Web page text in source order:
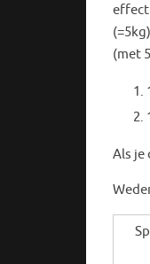
effect
(met
Als je